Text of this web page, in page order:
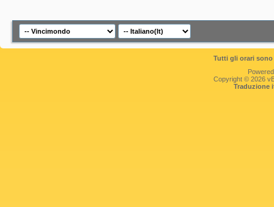
Tutti gli orari
Copyright © 2026
Traduzione